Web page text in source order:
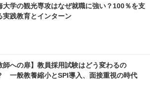
大学の観光専攻はなぜ就職に強い？100％を支
実践教育とインターン
師への扉】教員採用試験はどう変わるの
一般教養縮小とSPI導入、面接重視の時代